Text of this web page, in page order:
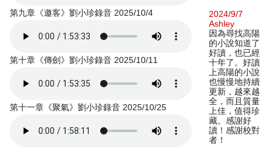
第九章《邀客》劉小珍錄音 2025/10/4
第十章《傳劍》劉小珍錄音 2025/10/11
第十一章《聚氣》劉小珍錄音 2025/10/25
2024/9/7
Ashley
因為尋找高陽
的小說知道了
好讀，也已經
十年了。好讀
上高陽的小說
也慢慢地持續
更新，越來越
全，而且質量
上佳，值得珍
藏。感謝好
讀！感謝校對
者！